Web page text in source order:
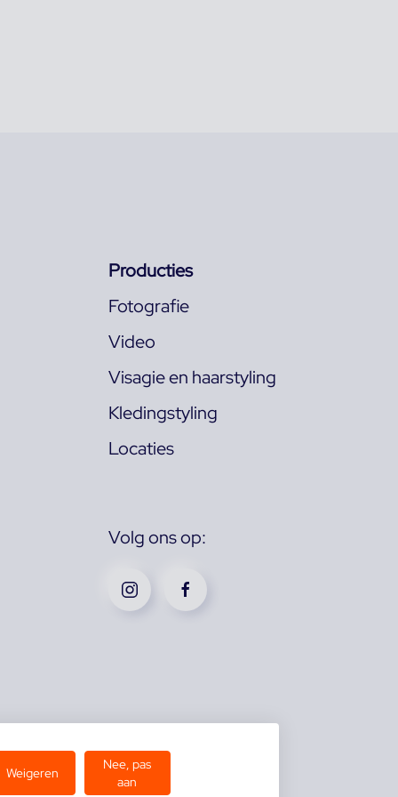
Producties
Fotografie
Video
Visagie en haarstyling
Kledingstyling
Locaties
Volg ons op:
Weigeren
Nee, pas
aan